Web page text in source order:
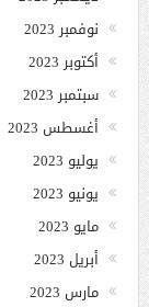
نوفمبر 2023
أكتوبر 2023
سبتمبر 2023
أغسطس 2023
يوليو 2023
يونيو 2023
مايو 2023
أبريل 2023
مارس 2023